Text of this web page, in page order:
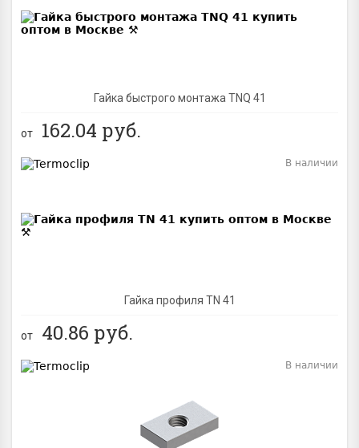
Гайка быстрого монтажа TNQ 41
от 162.04 руб.
Гайка профиля TN 41
В наличии
от 40.86 руб.
В наличии